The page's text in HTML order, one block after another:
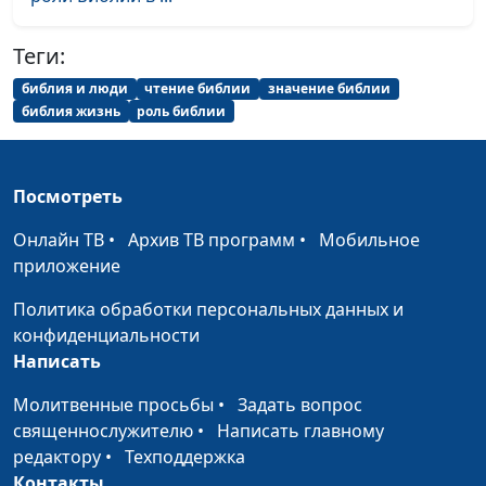
Иисус и Мария
научный сотрудник Института
перевода Библии им. М. П.
Книга Иова
перевода Библии им. М. П.
Ездра и
Есфирь
научный сотрудник Института
перевода Библии им. М. П.
Теги:
библия и люди чтение библии
значение библии
библия жизнь
роль библии
Посмотреть
Онлайн ТВ • Архив ТВ программ • Мобильное
приложение
Политика обработки персональных данных и
конфиденциальности
Написать
Молитвенные просьбы • Задать вопрос
священнослужителю • Написать главному
редактору • Техподдержка